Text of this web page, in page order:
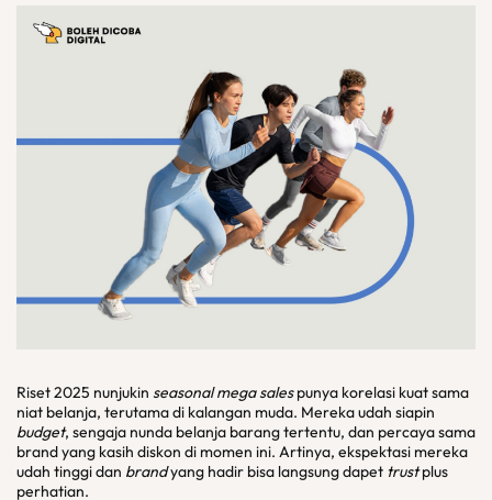
Riset 2025 nunjukin seasonal mega salespunya korelasi kuat sama
niat belanja, terutama di kalangan muda. Mereka udah siapin
budget, sengaja nunda belanja barang tertentu, dan percaya sama
brand yang kasih diskon di momen ini. Artinya, ekspektasi mereka
udah tinggi dan brandyang hadir bisa langsung dapet trustplus
perhatian.